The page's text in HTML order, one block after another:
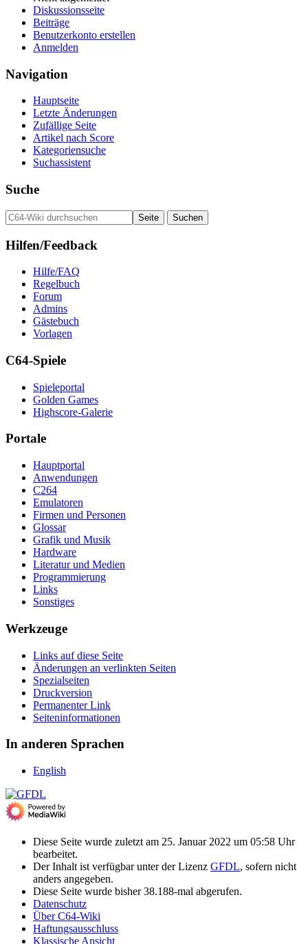
Diskussionsseite
Beiträge
Benutzerkonto erstellen
Anmelden
Navigation
Hauptseite
Letzte Änderungen
Zufällige Seite
Artikel nach Score
Kategoriensuche
Suchassistent
Suche
Hilfen/Feedback
Hilfe/FAQ
Regelbuch
Forum
Admins
Gästebuch
Vorlagen
C64-Spiele
Spieleportal
Golden Games
Highscore-Galerie
Portale
Hauptportal
Anwendungen
C264
Emulatoren
Firmen und Personen
Glossar
Grafik und Musik
Hardware
Literatur und Medien
Programmierung
Links
Sonstiges
Werkzeuge
Links auf diese Seite
Änderungen an verlinkten Seiten
Spezialseiten
Druckversion
Permanenter Link
Seiten­­informationen
In anderen Sprachen
English
Diese Seite wurde zuletzt am 25. Januar 2022 um 05:58 Uhr
bearbeitet.
Der Inhalt ist verfügbar unter der Lizenz GFDL, sofern nicht
anders angegeben.
Diese Seite wurde bisher 38.188-mal abgerufen.
Datenschutz
Über C64-Wiki
Haftungsausschluss
Klassische Ansicht